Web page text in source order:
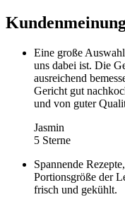
Eine große
uns dabei ist. Die
ausreichend
Gericht gut
und von guter
Jasmin
5 Sterne
Spannende
Portionsgröße der
frisch und gekühlt.